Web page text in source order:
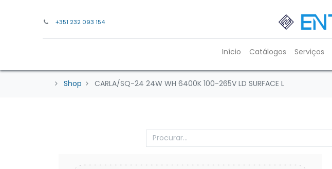
+351 232 093 154
Início Catálogos Serviços
Shop CARLA/SQ-24 24W WH 6400K 100-265V LD SURFACE L